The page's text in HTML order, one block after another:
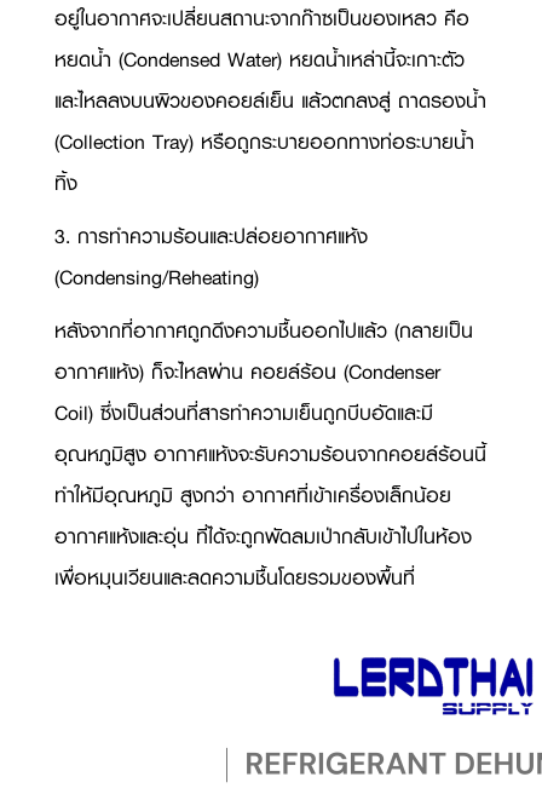
อยู่ในอากาศจะเปลี่ยนสถานะจากก๊าซเป็นของเหลว คือ
หยดน้ำ (Condensed Water) หยดน้ำเหล่านี้จะเกาะตัว
และไหลลงบนผิวของคอยล์เย็น แล้วตกลงสู่ ถาดรองน้ำ
(Collection Tray) หรือถูกระบายออกทางท่อระบายน้ำ
ทิ้ง
3. การทำความร้อนและปล่อยอากาศแห้ง
(Condensing/Reheating)
หลังจากที่อากาศถูกดึงความชื้นออกไปแล้ว (กลายเป็น
อากาศแห้ง) ก็จะไหลผ่าน คอยล์ร้อน (Condenser
Coil) ซึ่งเป็นส่วนที่สารทำความเย็นถูกบีบอัดและมี
อุณหภูมิสูง อากาศแห้งจะรับความร้อนจากคอยล์ร้อนนี้
ทำให้มีอุณหภูมิ สูงกว่า อากาศที่เข้าเครื่องเล็กน้อย
อากาศแห้งและอุ่น ที่ได้จะถูกพัดลมเป่ากลับเข้าไปในห้อง
เพื่อหมุนเวียนและลดความชื้นโดยรวมของพื้นที่